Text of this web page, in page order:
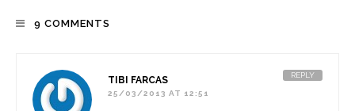
9 COMMENTS
TIBI FARCAS
25/03/2013 AT 12:51
REPLY